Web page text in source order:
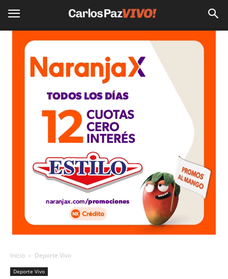
Inicio Deporte Vivo
Deporte Vivo